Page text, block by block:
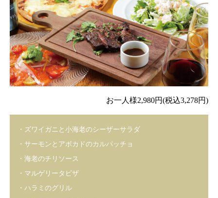
お一人様2,980円(税込3,278円)
・ズワイガニと小海老のシーザーサラダ
・サーモンとアボカドのカルパッチョ
・海老のチリソース
・マルゲリータピザ
・ハラミのグリル